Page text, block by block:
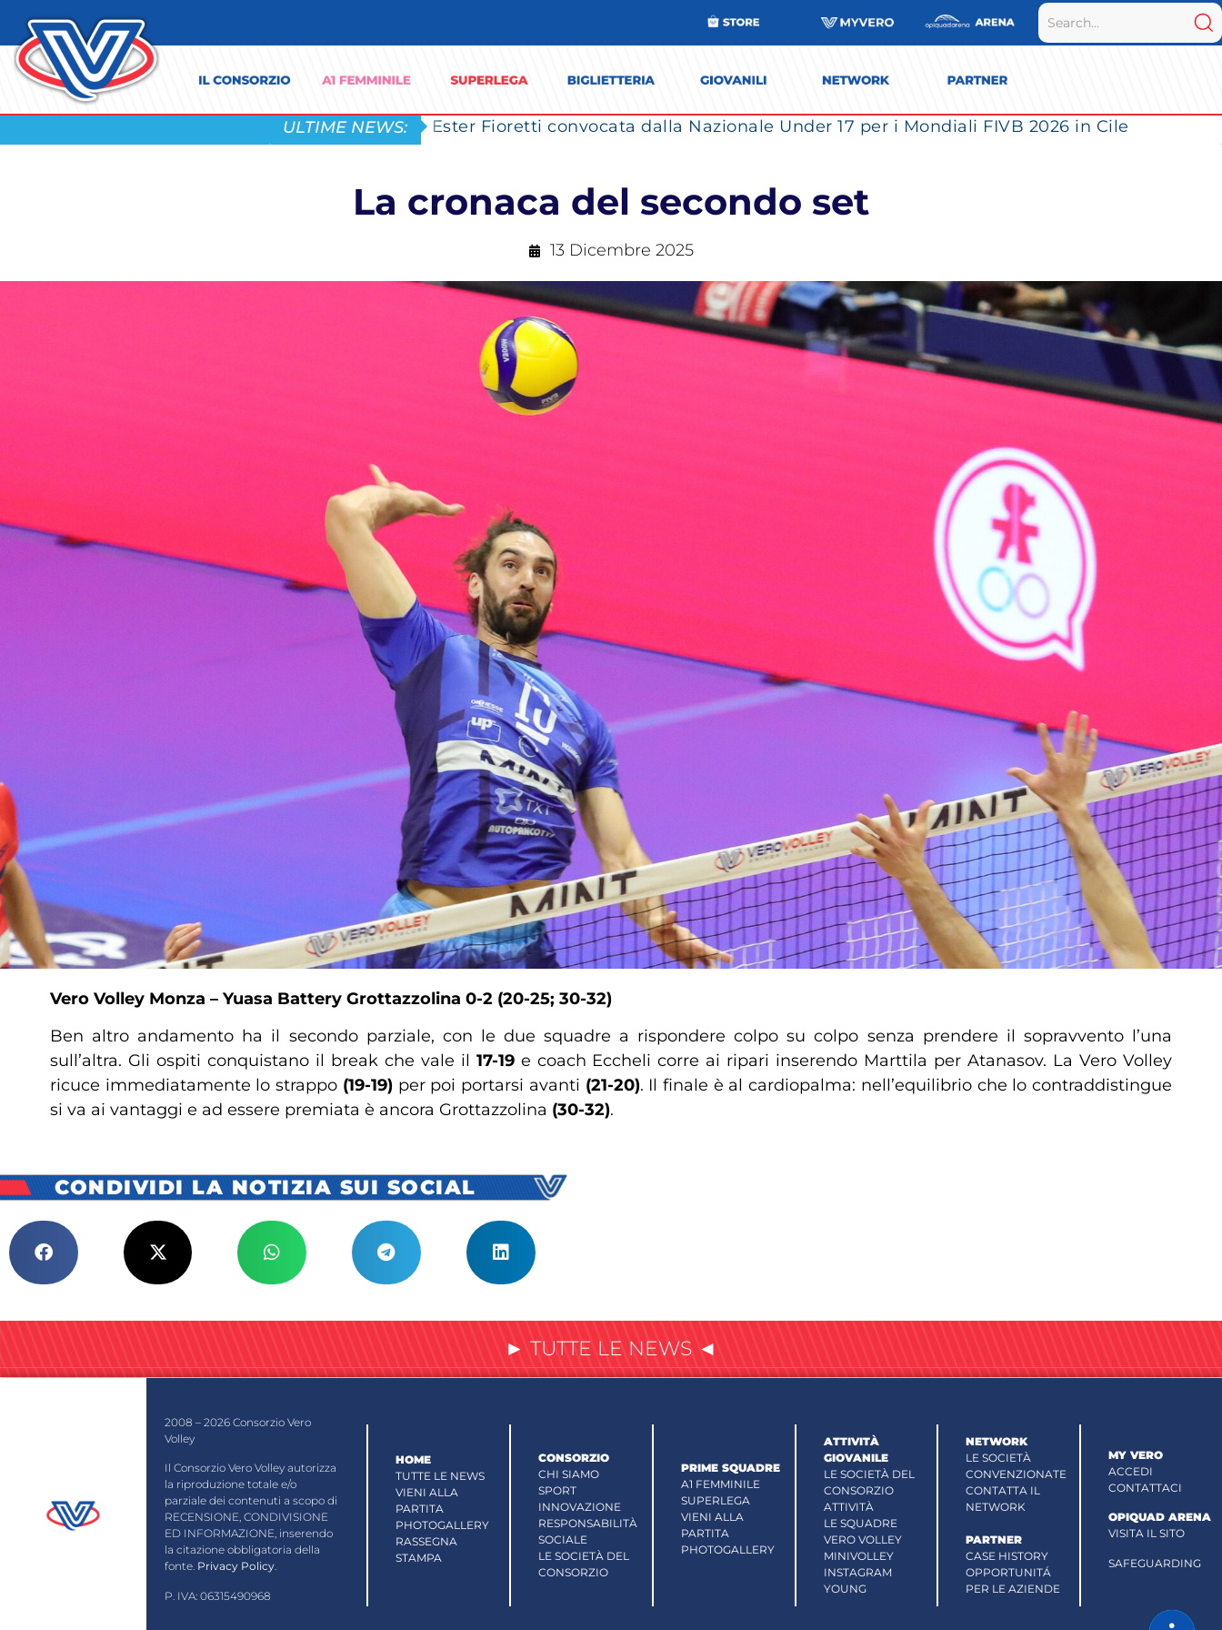
ULTIME NEWS: Ester Fioretti convocata dalla Nazionale Under 17 per i Mondiali FIVB 2026 in Cile
La cronaca del secondo set
13 Dicembre 2025
Vero Volley Monza – Yuasa Battery Grottazzolina 0-2 (20-25; 30-32)
Ben altro andamento ha il secondo parziale, con le due squadre a rispondere colpo su colpo senza prendere il sopravvento l’una
sull’altra. Gli ospiti conquistano il break che vale il 17-19e coach Eccheli corre ai ripari inserendo Marttila per Atanasov. La Vero Volley
ricuce immediatamente lo strappo (19-19)per poi portarsi avanti (21-20). Il finale è al cardiopalma: nell’equilibrio che lo contraddistingue
si va ai vantaggi e ad essere premiata è ancora Grottazzolina (30-32).
CONDIVIDI LA NOTIZIA SUI SOCIAL
► TUTTE LE NEWS ◄
2008 – 2026 Consorzio Vero
Volley
Il Consorzio Vero Volley autorizza
la riproduzione totale e/o
parziale dei contenuti a scopo di
RECENSIONE, CONDIVISIONE
ED INFORMAZIONE, inserendo
la citazione obbligatoria della
fonte. Privacy Policy.
P. IVA: 06315490968
HOME
TUTTE LE NEWS
VIENI ALLA
PARTITA
PHOTOGALLERY
RASSEGNA
STAMPA
CONSORZIO
CHI SIAMO
SPORT
INNOVAZIONE
RESPONSABILITÀ
SOCIALE
LE SOCIETÀ DEL
CONSORZIO
PRIME SQUADRE
A1 FEMMINILE
SUPERLEGA
VIENI ALLA
PARTITA
PHOTOGALLERY
ATTIVITÀ
GIOVANILE
LE SOCIETÀ DEL
CONSORZIO
ATTIVITÀ
LE SQUADRE
VERO VOLLEY
MINIVOLLEY
INSTAGRAM
YOUNG
NETWORK
LE SOCIETÀ
CONVENZIONATE
CONTATTA IL
NETWORK
PARTNER
CASE HISTORY
OPPORTUNITÁ
PER LE AZIENDE
MY VERO
ACCEDI
CONTATTACI
OPIQUAD ARENA
VISITA IL SITO
SAFEGUARDING